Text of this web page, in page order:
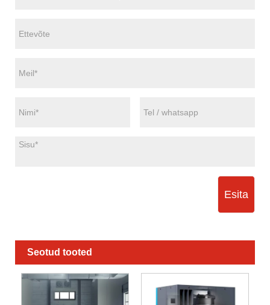
Esita
Seotud tooted